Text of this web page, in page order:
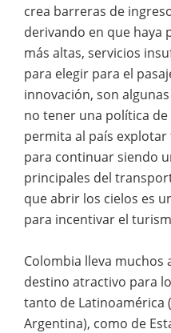
crea barreras de
derivando en que haya
más altas, servicios
para elegir para el
innovación, son
no tener una política
permita al país
para continuar siendo
principales del
que abrir los cielos es
para incentivar el
Colombia lleva
destino atractivo para
tanto de Latinoamérica
Argentina), como de